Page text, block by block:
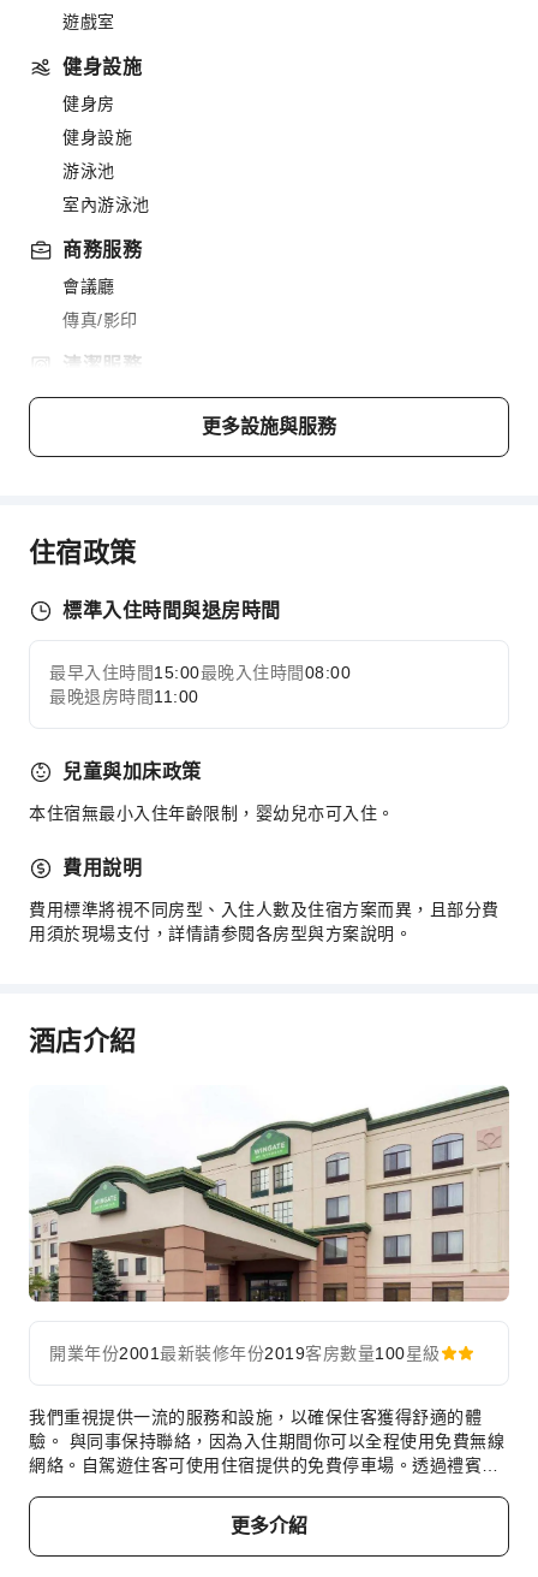
遊戲室
健身設施
健身房
健身設施
游泳池
室內游泳池
商務服務
會議廳
傳真/影印
清潔服務
乾洗服務
共用廚房
電梯
停車場
商店
行李寄存
櫃檯貴重物品保險箱
快速入住退房
安全與保全
煙霧警報器
無障礙設施
無障礙通道
無障礙設施
展開全部
更多設施與服務
住宿政策
標準入住時間與退房時間
最早入住時間15:00最晚入住時間08:00
最晚退房時間11:00
兒童與加床政策
本住宿無最小入住年齡限制，婴幼兒亦可入住。
費用說明
費用標準將視不同房型、入住人數及住宿方案而異，且部分費
用須於現場支付，詳情請参閱各房型與方案說明。
酒店介紹
開業年份2001最新裝修年份2019客房數量100星級
我們重視提供一流的服務和設施，以確保住客獲得舒適的體
驗。 與同事保持聯絡，因為入住期間你可以全程使用免費無線
網絡。自駕遊住客可使用住宿提供的免費停車場。透過禮賓服
使用洗衣服務，確保你的旅行裝束乾淨清潔。需要放鬆一下？
你的客房提供的客房服務，讓你的住宿更加舒適和愉快。 請注
意，為確保所有住客都能享受清新空氣，住宿範圍內禁止吸
更多介紹